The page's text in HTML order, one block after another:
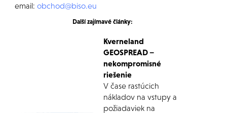
email: obchod@biso.eu
Další zajímavé články:
Kverneland
GEOSPREAD –
nekompromisné
riešenie
V čase rastúcich
nákladov na vstupy a
požiadaviek na